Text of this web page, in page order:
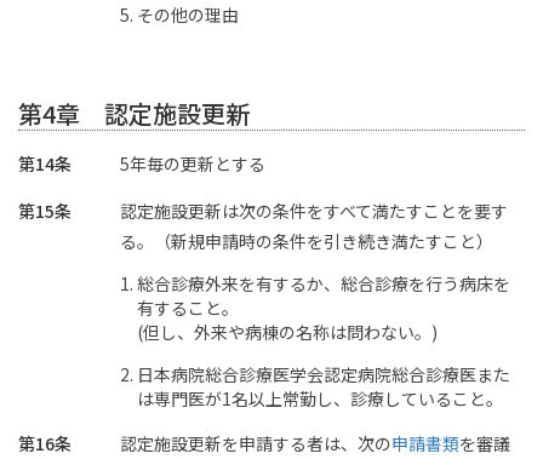
その他の理由
第4章 認定施設更新
第14条
5年毎の更新とする
第15条
認定施設更新は次の条件をすべて満たすことを要す
る。（新規申請時の条件を引き続き満たすこと）
総合診療外来を有するか、総合診療を行う病床を
有すること。
(但し、外来や病棟の名称は問わない。)
日本病院総合診療医学会認定病院総合診療医また
は専門医が1名以上常勤し、診療していること。
第16条
認定施設更新を申請する者は、次の申請書類を審議